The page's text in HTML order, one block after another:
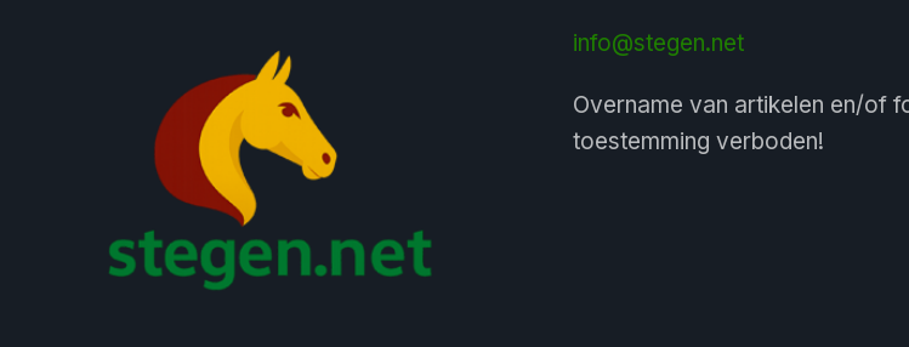
info@stegen.net
Overname van artikelen en/of
toestemming verboden!